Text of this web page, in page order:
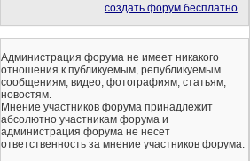
создать форум бесплатно
Администрация форума не имеет никакого
отношения к публикуемым, републикуемым
сообщениям, видео, фотографиям, статьям,
новостям.
Мнение участников форума принадлежит
абсолютно участникам форума и
администрация форума не несет
ответственность за мнение участников форума.